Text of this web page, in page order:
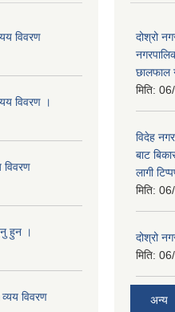
विवरण
विवरण ।
हुन ।
विवरण
दोश्रो
छालफाल
मिति:
विदेह
बाट
लागी
मिति:
दोश्रो
मिति:
अन्य